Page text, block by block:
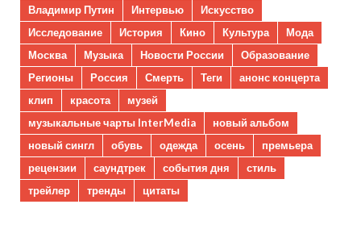
Владимир Путин
Интервью
Искусство
Исследование
История Кино Культура
Мода
Москва
Музыка Новости России
Образование
Регионы
Россия Смерть Теги
анонс концерта
клип
красота
музей
музыкальные чарты InterMedia
новый альбом
новый сингл
обувь одежда осень
премьера
рецензии
саундтрек события дня
стиль
трейлер
тренды цитаты